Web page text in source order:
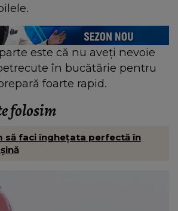
este că nu aveți nevoie
în bucătărie pentru
foarte rapid.
folosim
să faci înghețata perfectă în